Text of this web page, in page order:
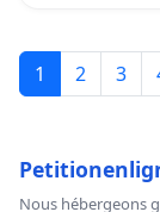
1 2 3
Nous hébergeons